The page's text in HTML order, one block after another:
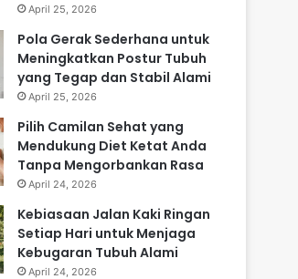
April 25, 2026
Pola Gerak Sederhana untuk
Meningkatkan Postur Tubuh
yang Tegap dan Stabil Alami
April 25, 2026
Pilih Camilan Sehat yang
Mendukung Diet Ketat Anda
Tanpa Mengorbankan Rasa
April 24, 2026
Kebiasaan Jalan Kaki Ringan
Setiap Hari untuk Menjaga
Kebugaran Tubuh Alami
April 24, 2026